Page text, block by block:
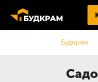
Будкрам